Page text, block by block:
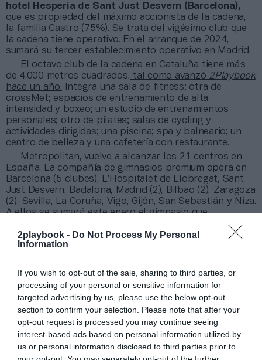
2playbook - Do Not Process My Personal
Information
If you wish to opt-out of the sale, sharing to third parties, or
processing of your personal or sensitive information for
targeted advertising by us, please use the below opt-out
section to confirm your selection. Please note that after your
opt-out request is processed you may continue seeing
interest-based ads based on personal information utilized by
us or personal information disclosed to third parties prior to
hotel Hesperia de Sant Just Desvern (Barcelona),
que es propiedad del máximo accionista de la cadena,
la familia Castro (75%). Se trata del vigésimo club que
la cadena tiene operativo. En el arranque de 2024,
sumará su tercer establecimiento operativo en Madrid.
El octavo club de la cadena en Cataluña tiene más
de 4.000 metros cuadrados, tal como avanzó 2Playbook
hace un año. Integra una sala de fitness: otra de
crossMet; espacios de entrenamiento de alta
intensidad y boxeo; un estudio de entrenamientos
personales; otro de pilates; salas de cycling y
actividades dirigidas; una piscina; spa y balneario; un
centro de belleza y una cafetería con restaurante.
Metropolitan, vuelve a alcanzar los 21 centros en
España. La compañía de gimnasios premium opera en
Barcelona (5 clubes), L’Hospitalet de Llobregat, Sant
Just Desvern, Badalona, Madrid (2), Bilbao (2), Zaragoza
(2), Sevilla, La Coruña, Vigo, Gijón, San Sebastián y Niza.
A ellos se sumará este enero el gimnasio que
hasta hace unos
meses ocupaba O2 Centro Wellness en el Centro
Comercial Plenilunio de Madrid.
Añadir2Playbookcomo fuente preferida de Google
de forma gratuita
Mantente informado con las últimas noticias de actualidad.
ACTIVAR AHORA